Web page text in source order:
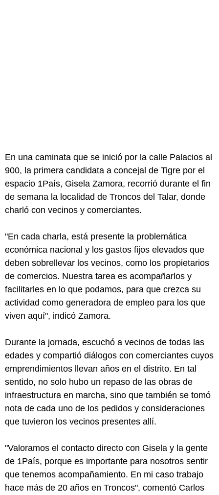
En una caminata que se inició por la calle Palacios al
900, la primera candidata a concejal de Tigre por el
espacio 1País, Gisela Zamora, recorrió durante el fin
de semana la localidad de Troncos del Talar, donde
charló con vecinos y comerciantes.
"En cada charla, está presente la problemática
económica nacional y los gastos fijos elevados que
deben sobrellevar los vecinos, como los propietarios
de comercios. Nuestra tarea es acompañarlos y
facilitarles en lo que podamos, para que crezca su
actividad como generadora de empleo para los que
viven aquí", indicó Zamora.
Durante la jornada, escuchó a vecinos de todas las
edades y compartió diálogos con comerciantes cuyos
emprendimientos llevan años en el distrito. En tal
sentido, no solo hubo un repaso de las obras de
infraestructura en marcha, sino que también se tomó
nota de cada uno de los pedidos y consideraciones
que tuvieron los vecinos presentes allí.
"Valoramos el contacto directo con Gisela y la gente
de 1País, porque es importante para nosotros sentir
que tenemos acompañamiento. En mi caso trabajo
hace más de 20 años en Troncos", comentó Carlos